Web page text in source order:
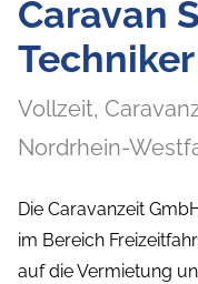
Caravan
Vollzeit,
Nordrhein-
Die Caravanzeit
im Bereich
auf die Vermietung